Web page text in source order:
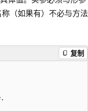
（如果有）不必与方法
复制